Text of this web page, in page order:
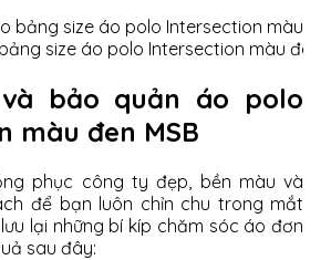
size áo polo Intersection màu đen
bảo quản áo polo
màu đen MSB
phục công ty đẹp, bền màu và
để bạn luôn chỉn chu trong mắt
lại những bí kíp chăm sóc áo đơn
sau đây: